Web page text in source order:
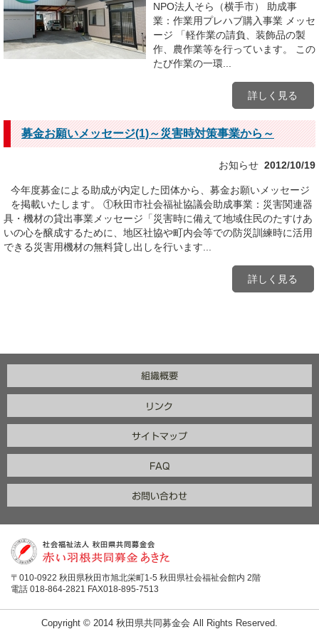
NPO法人そら（横手市） 助成事
業：作業用プレハブ購入事業 メッセ
ージ 「軽作業の請負、装飾品の製
作、農作業等を行っています。 この
たび作業の一環...
詳しく見る
募金お願いメッセージ(1)～災害時対策事業から～
お知らせ 2012/10/19
今年度募金による助成が内定した団体から、募金お願いメッセージ
を掲載いたします。 ①秋田市社会福祉協議会助成事業：災害関連器
具・機材の貸出事業メッセージ「災害時に備えて地域住民のたすけあ
いの心を醸成するために、地区社協や町内会等での防災訓練時に活用
できる災害用機材の無料貸し出しを行います...
詳しく見る
〒010-0922 秋田県秋田市旭北栄町1-5 秋田県社会福祉会館内 2階
電話 018-864-2821 FAX018-895-7513
Copyright © 2014 秋田県共同募金会 All Rights Reserved.